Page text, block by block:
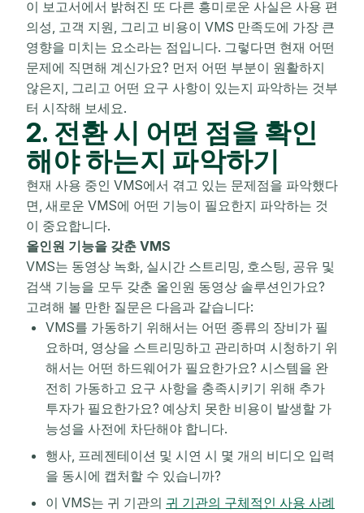
이 보고서에서 밝혀진 또 다른 흥미로운 사실은 사용 편
의성, 고객 지원, 그리고 비용이 VMS 만족도에 가장 큰
영향을 미치는 요소라는 점입니다. 그렇다면 현재 어떤
문제에 직면해 계신가요? 먼저 어떤 부분이 원활하지
않은지, 그리고 어떤 요구 사항이 있는지 파악하는 것부
터 시작해 보세요.
2. 전환 시 어떤 점을 확인
해야 하는지 파악하기
현재 사용 중인 VMS에서 겪고 있는 문제점을 파악했다
면, 새로운 VMS에 어떤 기능이 필요한지 파악하는 것
이 중요합니다.
올인원 기능을 갖춘 VMS
VMS는 동영상 녹화, 실시간 스트리밍, 호스팅, 공유 및
검색 기능을 모두 갖춘 올인원 동영상 솔루션인가요?
고려해 볼 만한 질문은 다음과 같습니다:
VMS를 가동하기 위해서는 어떤 종류의 장비가 필
요하며, 영상을 스트리밍하고 관리하며 시청하기 위
해서는 어떤 하드웨어가 필요한가요? 시스템을 완
전히 가동하고 요구 사항을 충족시키기 위해 추가
투자가 필요한가요? 예상치 못한 비용이 발생할 가
능성을 사전에 차단해야 합니다.
행사, 프레젠테이션 및 시연 시 몇 개의 비디오 입력
을 동시에 캡처할 수 있습니까?
이 VMS는 귀 기관의 귀 기관의 구체적인 사용 사례